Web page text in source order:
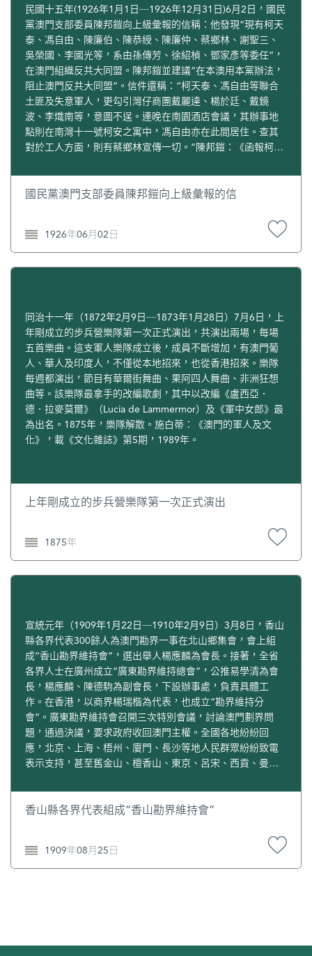
民國十五年(1926年1月1日─1926年12月31日)6月2日，國民
黨澳門支部委員陳邦鎧向上級彙報的信稱：他發現“現有柯天
泰、馮自由、陳廉伯、陳恭綬、陳廉仲、蔡鄉林、謝聖三、
吳榮國、李國光等，系由孫傳芳、徐紹楨、鄧家彥等委任”，
在澳門組織反共大同盟。陳邦鎧並建議“在本澳用本黨辦法，
阻止澳門反共大同盟”。信件還稱：“柯天泰、馮自由等聯合
土匪及失意軍人，更勾引灣仔商團戴麗達、楊於廷、戴鏡
波、李熾南等，意圖不逞。連晚在南園酒店會議，其辦事地
點則在南灣十一號柯安之寓中，馮自由亦在此間居住。查其
對於工人方面，則有蔡鄉林宣傳一切。”陳邦鎧：《函報柯天
國第二歷史檔案館檔案，1926年5─6月，全宗號23，案卷號
161。柯六住宅為南灣街三十一號，此處稱柯安宅在南灣十一
國民黨澳門支部委員陳邦鎧向上級彙報的信
1926年06月02日
同治十一年（1872年2月9日─1873年1月28日）7月6日，上
年剛成立的步兵營樂隊第一次正式演出，共演出兩場，每場
五首樂曲。這支軍人樂隊成立後，成員不斷增加，有澳門葡
人、華人及印度人，不僅從本地招來，也從香港招來。樂隊
每週都演出，節目有華爾街舞曲、果阿四人舞曲、非洲狂想
曲等。該樂隊最拿手的改編歌劇，其中以改編《盧西亞．
德．拉麥莫爾》（Lucia de Lammermor）及《軍中女郎》最
為出名。1875年，樂隊解散。施白蒂：《澳門的軍人及文
化》，載《文化雜誌》第5期，1989年。
上年剛成立的步兵營樂隊第一次正式演出
1875年
宣統元年（1909年1月22日─1910年2月9日）3月8日，香山
縣各界代表300餘人為澳門勘界一事在北山鄉集會，會上組
成“香山勘界維持會”，選出舉人楊應麟為會長。接著，全省
各界人士在廣州成立“廣東勘界維持總會”，公推易學清為會
長，楊應麟、陳德駒為副會長，下設辦事處，負責具體工
作。在香港，以商界楊瑞楷為代表，也成立“勘界維持分
會”。廣東勘界維持會召開三次特別會議，討論澳門劃界問
題，通過決議，要求政府收回澳門主權。全國各地紛紛回
應，北京、上海、梧州、廈門、長沙等地人民群眾紛紛致電
表示支持，甚至舊金山、檀香山、東京、呂宋、西貢、曼
一批經費。澳葡當局對廣東勘界維持會的活動深感不安，要
求清政府予以查禁，未果。香山縣勘界維持會還舉行特別會
自衛組織——民團，隨時準備以武力收回澳門。黃鴻釗：
《清末民初的澳門劃界之交涉》，載《澳門史新編》第1冊，
第276頁。
香山縣各界代表組成“香山勘界維持會”
1909年08月25日